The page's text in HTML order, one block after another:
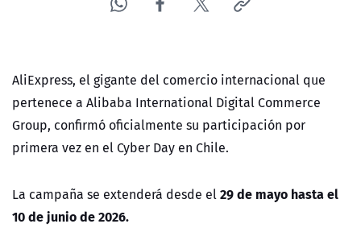
ÁREA DE PROYECTOS
AliExpress, el gigante del comercio internacional que
pertenece a Alibaba International Digital Commerce
Group, confirmó oficialmente su participación por
primera vez en el Cyber Day en Chile.
La campaña se extenderá desde el29 de mayo hasta el
10 de junio de 2026.